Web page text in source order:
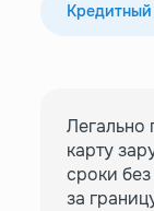
Кредитный
Легально
карту
сроки
за